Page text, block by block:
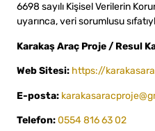
6698 sayılı Kişisel Verilerin
uyarınca, veri sorumlusu
Karakaş Araç Proje / Resul
Web Sitesi: https://
E-posta:
Telefon:0554 816 63 02